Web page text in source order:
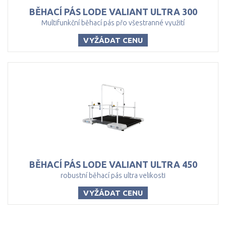
BĚHACÍ PÁS LODE VALIANT ULTRA 300
Multifunkční běhací pás přo všestranné využití
VYŽÁDAT CENU
BĚHACÍ PÁS LODE VALIANT ULTRA 450
robustní běhací pás ultra velikosti
VYŽÁDAT CENU